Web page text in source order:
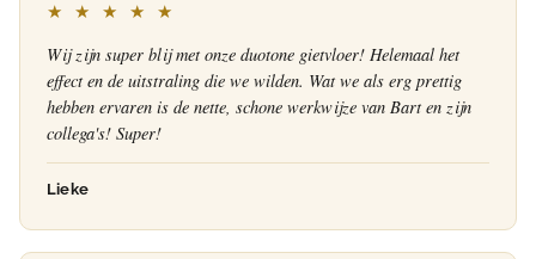
★ ★ ★ ★ ★
Wij zijn super blij met onze duotone gietvloer! Helemaal het
effect en de uitstraling die we wilden. Wat we als erg prettig
hebben ervaren is de nette, schone werkwijze van Bart en zijn
collega's! Super!
Lieke